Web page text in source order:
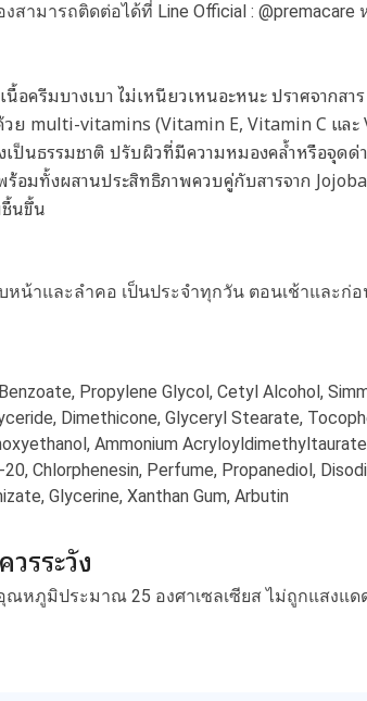
สามารถติดต่อได้ที่ Line Official : @premacare
อครีมบางเบา ไม่เหนียวเหนอะหนะ ปราศจากสา
วย multi-vitamins (Vitamin E, Vitamin C แล
เป็นธรรมชาติ ปรับผิวที่มีความหมองคล้ำหรือจุด
ร้อมทั้งผสานประสิทธิภาพควบคู่กับสารจาก
นขึ้น
หน้าและลำคอ เป็นประจำทุกวัน ตอนเช้าและก่
Propylene Glycol, Cetyl Alcohol,
Dimethicone, Glyceryl Stearate,
Ammonium
Chlorphenesin, Perfume, Propanediol,
Glycerine, Xanthan Gum, Arbutin
รระวัง
หภูมิประมาณ 25 องศาเซลเซียส ไม่ถูกแสงแ